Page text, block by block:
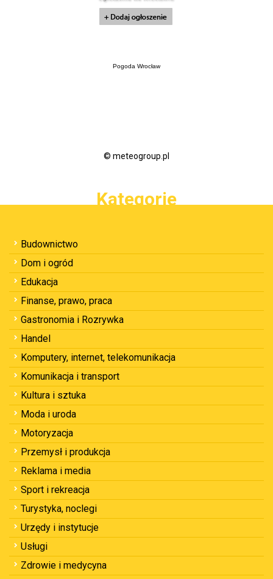
Pogoda Wrocław
© meteogroup.pl
Kategorie
Budownictwo
Dom i ogród
Edukacja
Finanse, prawo, praca
Gastronomia i Rozrywka
Handel
Komputery, internet, telekomunikacja
Komunikacja i transport
Kultura i sztuka
Moda i uroda
Motoryzacja
Przemysł i produkcja
Reklama i media
Sport i rekreacja
Turystyka, noclegi
Urzędy i instytucje
Usługi
Zdrowie i medycyna